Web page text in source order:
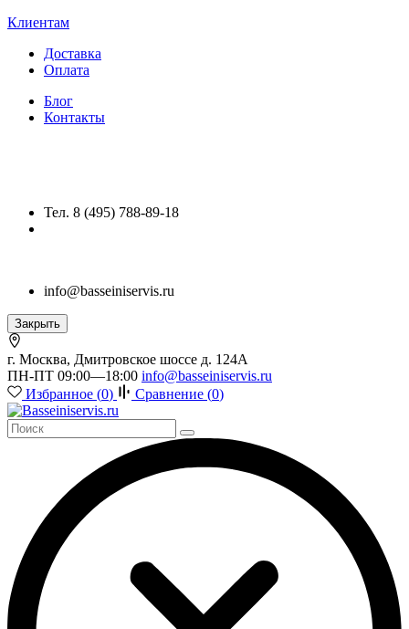
Клиентам
Доставка
Оплата
Блог
Контакты
Тел. 8 (495) 788-89-18
info@basseiniservis.ru
Закрыть
г. Москва, Дмитровское шоссе д. 124А
ПН-ПТ 09:00—18:00 info@basseiniservis.ru
Избранное (0) Сравнение (0)